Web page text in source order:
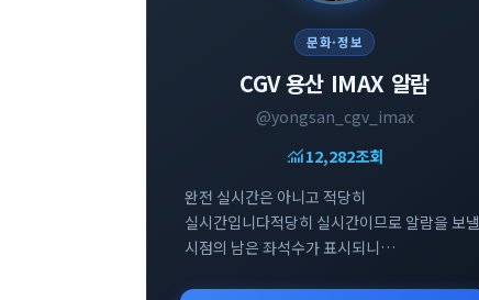
문화·정보
CGV 용산 IMAX 알람
@yongsan_cgv_imax
monitoring12,282조회
완전 실시간은 아니고 적당히
실시간입니다적당히 실시간이므로 알람을 보낼
시점의 남은 좌석수가 표시되니